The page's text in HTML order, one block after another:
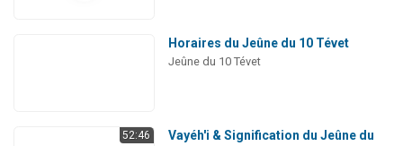
Horaires du Jeûne du 10 Tévet
Jeûne du 10 Tévet
52:46
Vayéh'i & Signification du Jeûne du